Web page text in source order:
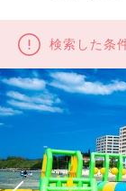
検索した条